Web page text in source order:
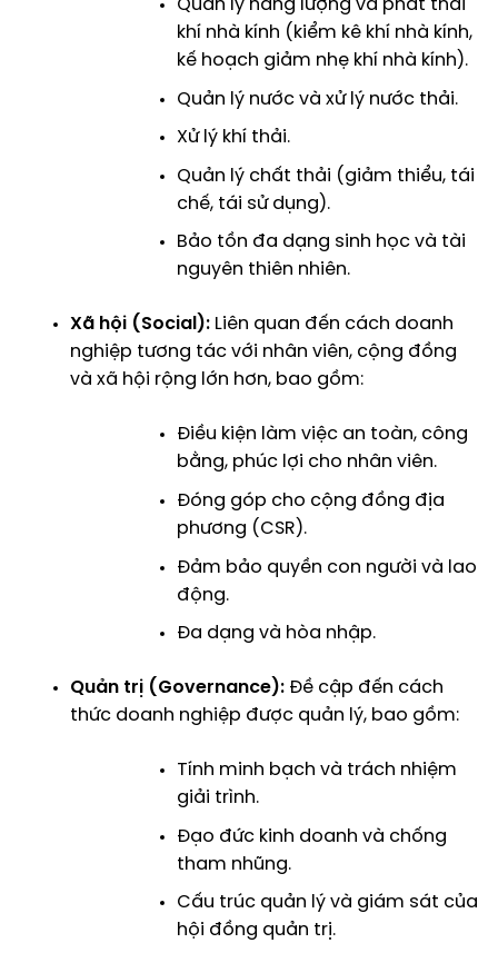
Quản lý năng lượng và phát thải
khí nhà kính ( kiểm kê khí nhà kính,
kế hoạch giảm nhẹ khí nhà kính).
Quản lý nước và xử lý nước thải.
Xử lý khí thải.
Quản lý chất thải (giảm thiểu, tái
chế, tái sử dụng).
Bảo tồn đa dạng sinh học và tài
nguyên thiên nhiên.
Xã hội (Social): Liên quan đến cách doanh
nghiệp tương tác với nhân viên, cộng đồng
và xã hội rộng lớn hơn, bao gồm:
Điều kiện làm việc an toàn, công
bằng, phúc lợi cho nhân viên.
Đóng góp cho cộng đồng địa
phương (CSR).
Đảm bảo quyền con người và lao
động.
Đa dạng và hòa nhập.
Quản trị (Governance): Đề cập đến cách
thức doanh nghiệp được quản lý, bao gồm:
Tính minh bạch và trách nhiệm
giải trình.
Đạo đức kinh doanh và chống
tham nhũng.
Cấu trúc quản lý và giám sát của
hội đồng quản trị.